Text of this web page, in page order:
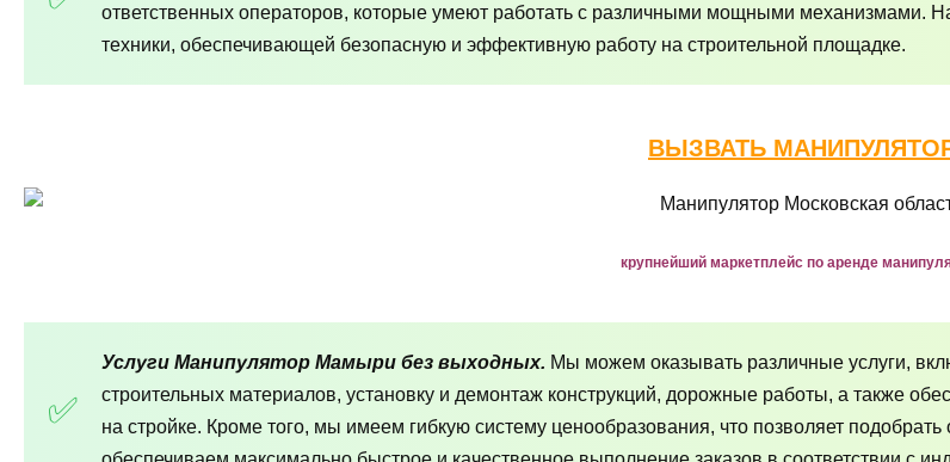
ответственных операторов, которые умеют работать с различными мощными механизмами.
техники, обеспечивающей безопасную и эффективную работу на строительной площадке.
ВЫЗВАТЬ
крупнейший маркетплейс по аренде
Услуги Манипулятор Мамыри без выходных. Мы можем оказывать различные услуги,
строительных материалов, установку и демонтаж конструкций, дорожные работы, а также
на стройке. Кроме того, мы имеем гибкую систему ценообразования, что позволяет